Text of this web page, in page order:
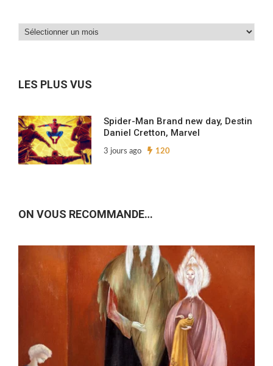
Dans
LES PLUS VUS
Spider-Man Brand new day, Destin
Daniel Cretton, Marvel
3 jours ago 120
ON VOUS RECOMMANDE…